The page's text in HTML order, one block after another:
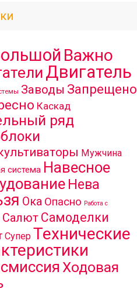
Важно
Двигатель
Заводы Запрещено
Каскад
ряд
Мужчина
система Навесное
Нева
Ока Опасно Работа с
Салют Самоделки
Супер Технические
Ходовая